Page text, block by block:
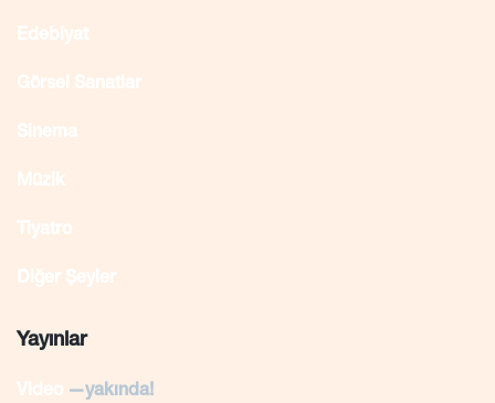
Edebiyat
Görsel Sanatlar
Sinema
Müzik
Tiyatro
Diğer Şeyler
Yayınlar
Video —yakında!